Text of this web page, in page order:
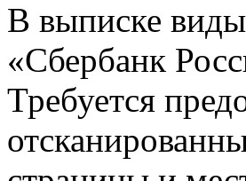
В выписке
«Сбербанк
Требуется